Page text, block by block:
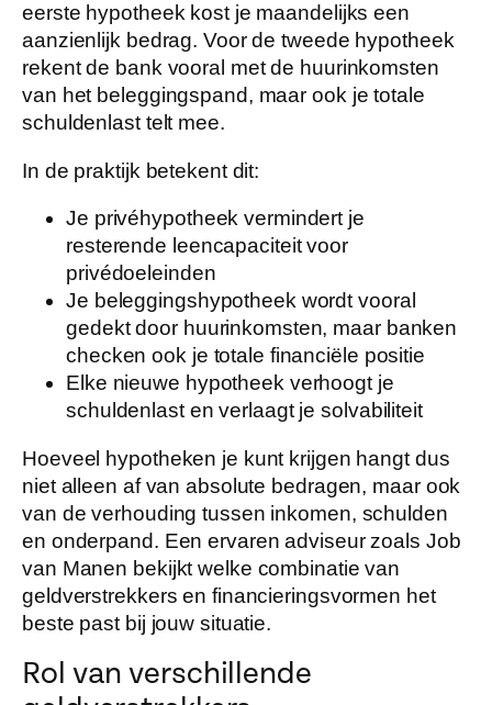
eerste hypotheek kost je maandelijks een
aanzienlijk bedrag. Voor de tweede hypotheek
rekent de bank vooral met de huurinkomsten
van het beleggingspand, maar ook je totale
schuldenlast telt mee.
In de praktijk betekent dit:
Je privéhypotheek vermindert je
resterende leencapaciteit voor
privédoeleinden
Je beleggingshypotheek wordt vooral
gedekt door huurinkomsten, maar banken
checken ook je totale financiële positie
Elke nieuwe hypotheek verhoogt je
schuldenlast en verlaagt je solvabiliteit
Hoeveel hypotheken je kunt krijgen hangt dus
niet alleen af van absolute bedragen, maar ook
van de verhouding tussen inkomen, schulden
en onderpand. Een ervaren adviseur zoals Job
van Manen bekijkt welke combinatie van
geldverstrekkers en financieringsvormen het
beste past bij jouw situatie.
Rol van verschillende